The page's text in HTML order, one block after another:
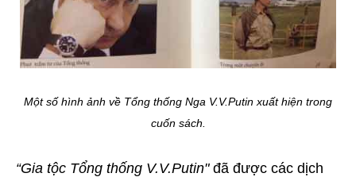
Một số hình ảnh về Tổng thống Nga V.V.Putin xuất hiện trong
cuốn sách.
“Gia tộc Tổng thống V.V.Putin"đã được các dịch